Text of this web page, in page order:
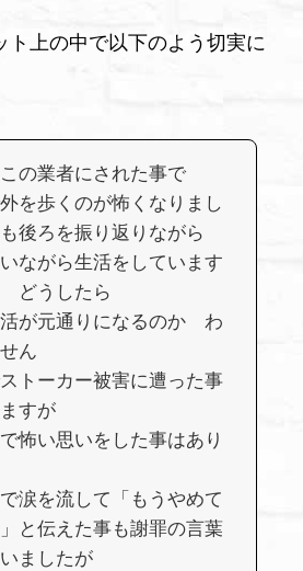
ト上の中で以下のよう切実に
この業者にされた事で
を歩くのが怖くなりまし
後ろを振り返りながら
ながら生活をしています
どうしたら
が元通りになるのか わ
ん
トーカー被害に遭った事
すが
怖い思いをした事はあり
涙を流して「もうやめて
と伝えた事も謝罪の言葉
ましたが